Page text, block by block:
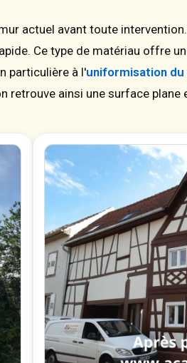
actuel avant toute
Ce type de matériau offre
particulière à l'uniformisation
ainsi une surface plane